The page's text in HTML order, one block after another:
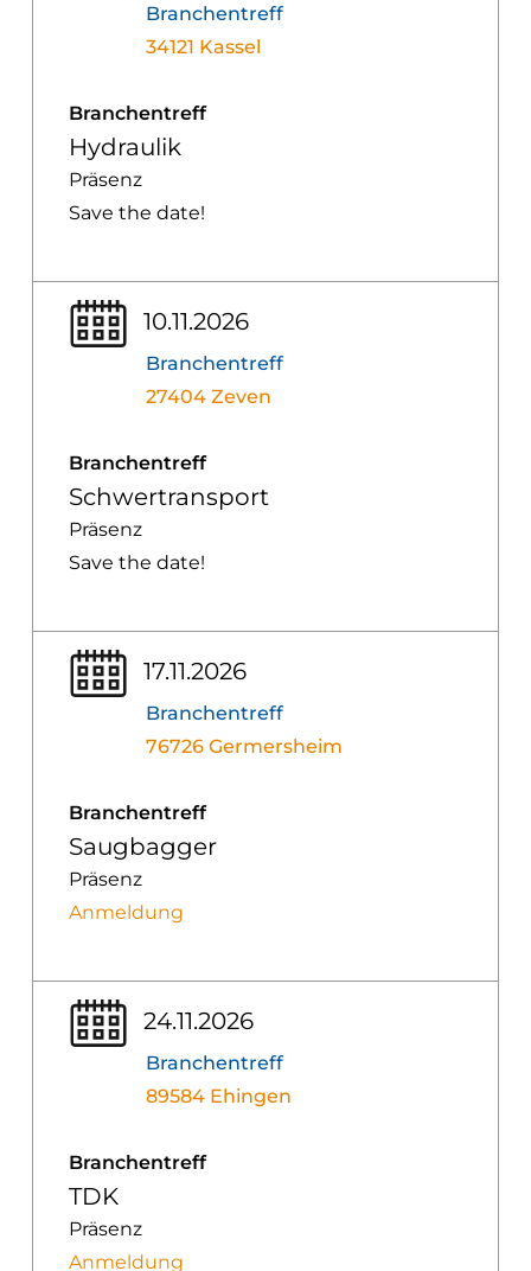
Branchentreff
34121 Kassel
Branchentreff
Hydraulik
Präsenz
Save the date!
10.11.2026
Branchentreff
27404 Zeven
Branchentreff
Schwertransport
Präsenz
Save the date!
17.11.2026
Branchentreff
76726 Germersheim
Branchentreff
Saugbagger
Präsenz
Anmeldung
24.11.2026
Branchentreff
89584 Ehingen
Branchentreff
TDK
Präsenz
Anmeldung